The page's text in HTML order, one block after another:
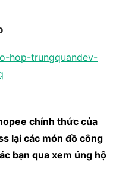
chính thức của
lại các món đồ công
bạn qua xem ủng hộ